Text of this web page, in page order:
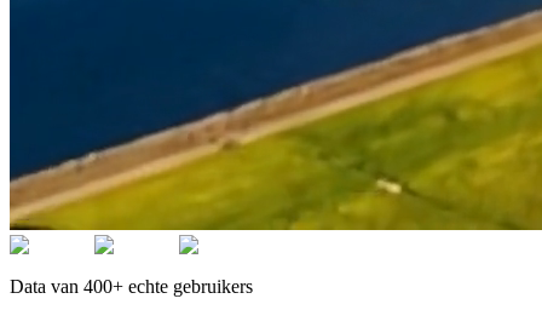
Data van 400+ echte gebruikers